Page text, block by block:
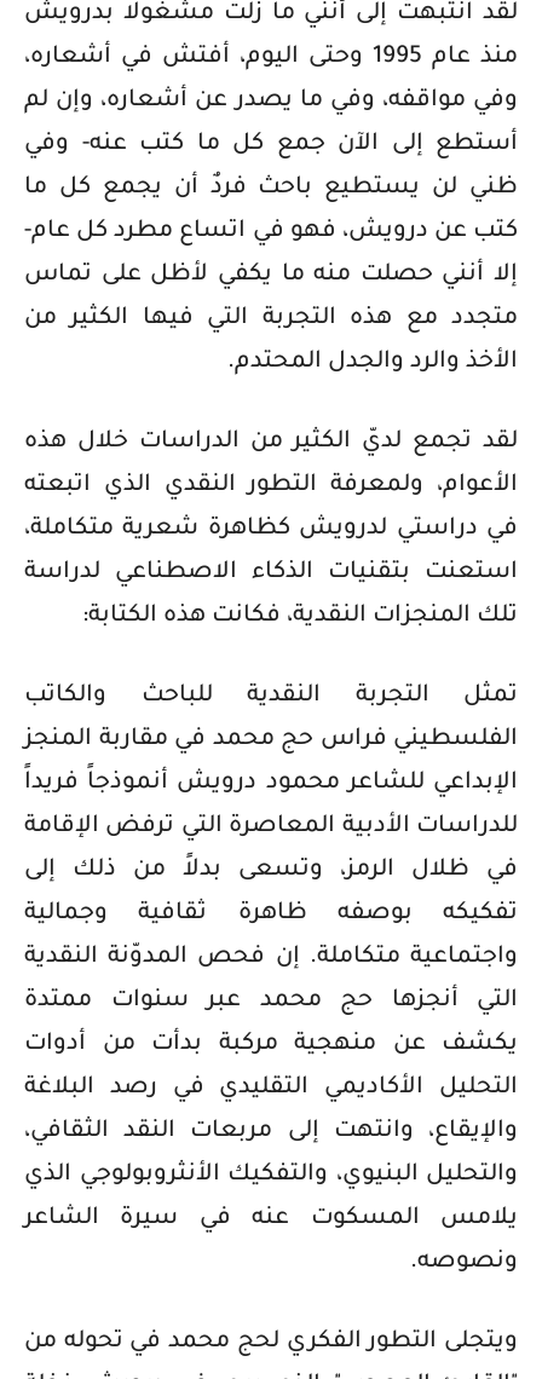
لقد انتبهتُ إلى أنني ما زلت مشغولا بدرويش
منذ عام 1995 وحتى اليوم، أفتش في أشعاره،
وفي مواقفه، وفي ما يصدر عن أشعاره، وإن لم
أستطع إلى الآن جمع كل ما كتب عنه- وفي
ظني لن يستطيع باحث فردٌ أن يجمع كل ما
كتب عن درويش، فهو في اتساع مطرد كل عام-
إلا أنني حصلت منه ما يكفي لأظل على تماس
متجدد مع هذه التجربة التي فيها الكثير من
الأخذ والرد والجدل المحتدم.
لقد تجمع لديّ الكثير من الدراسات خلال هذه
الأعوام، ولمعرفة التطور النقدي الذي اتبعته
في دراستي لدرويش كظاهرة شعرية متكاملة،
استعنت بتقنيات الذكاء الاصطناعي لدراسة
تلك المنجزات النقدية، فكانت هذه الكتابة:
تمثل التجربة النقدية للباحث والكاتب
الفلسطيني فراس حج محمد في مقاربة المنجز
الإبداعي للشاعر محمود درويش أنموذجاً فريداً
للدراسات الأدبية المعاصرة التي ترفض الإقامة
في ظلال الرمز، وتسعى بدلاً من ذلك إلى
تفكيكه بوصفه ظاهرة ثقافية وجمالية
واجتماعية متكاملة. إن فحص المدوّنة النقدية
التي أنجزها حج محمد عبر سنوات ممتدة
يكشف عن منهجية مركبة بدأت من أدوات
التحليل الأكاديمي التقليدي في رصد البلاغة
والإيقاع، وانتهت إلى مربعات النقد الثقافي،
والتحليل البنيوي، والتفكيك الأنثروبولوجي الذي
يلامس المسكوت عنه في سيرة الشاعر
ونصوصه.
ويتجلى التطور الفكري لحج محمد في تحوله من